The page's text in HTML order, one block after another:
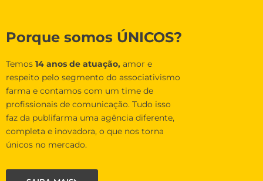
Porque somos ÚNICOS?
Temos 14 anos de atuação, amor e
respeito pelo segmento do associativismo
farma e contamos com um time de
profissionais de comunicação. Tudo isso
faz da publifarma uma agência diferente,
completa e inovadora, o que nos torna
únicos no mercado.